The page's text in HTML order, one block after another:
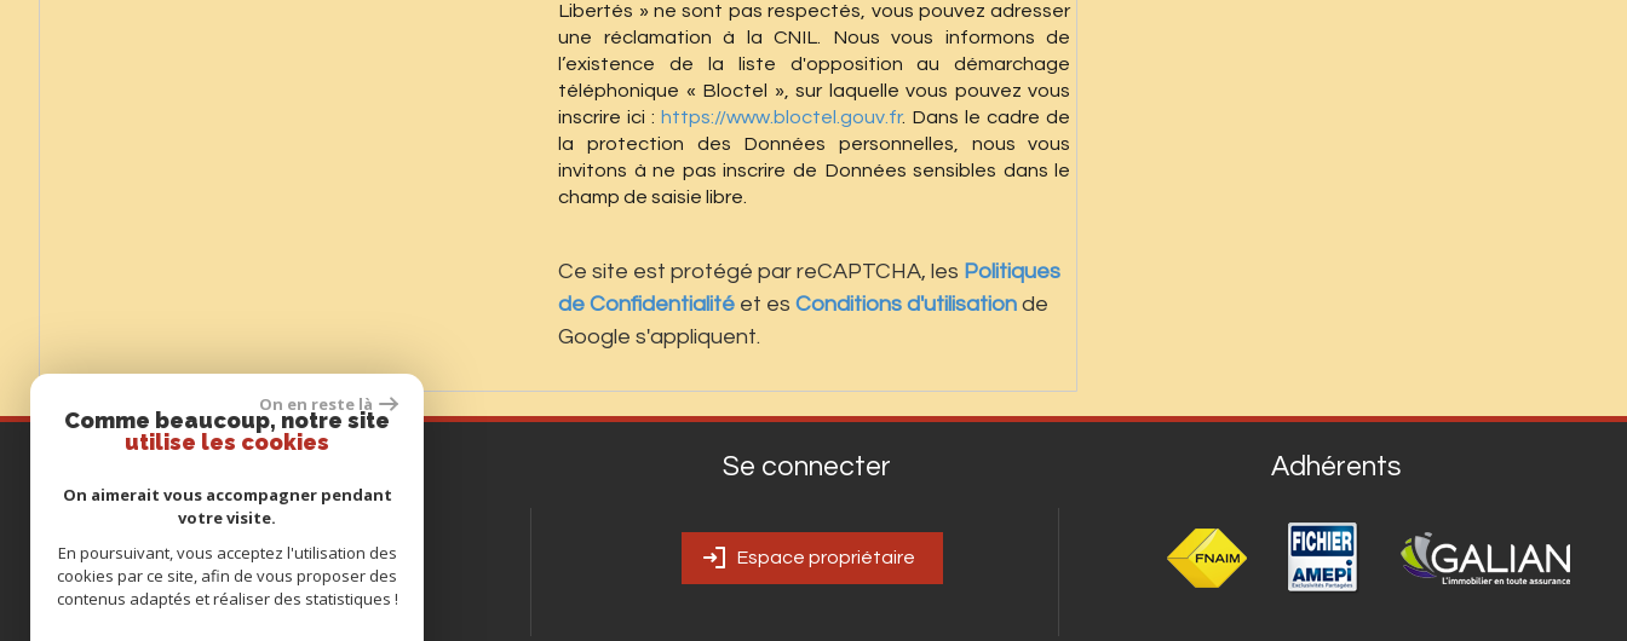
Libertés » ne sont pas respectés, vous pouvez adresser
une réclamation à la CNIL. Nous vous informons de
l’existence de la liste d'opposition au démarchage
téléphonique « Bloctel », sur laquelle vous pouvez vous
inscrire ici : https://www.bloctel.gouv.fr. Dans le cadre de
la protection des Données personnelles, nous vous
invitons à ne pas inscrire de Données sensibles dans le
champ de saisie libre.
Ce site est protégé par reCAPTCHA, les Politiques
de Confidentialité et esConditions d'utilisation de
Google s'appliquent.
05 65 32 52 63
E-MAIL : formulaire@vayracimmobilier.com
ADRESSE : 189, Avenue d'Uxellodunum
46110 Vayrac
Se connecter
Espace propriétaire
Adhérents
On en reste là
Comme beaucoup, notre site
utilise les cookies
On aimerait vous accompagner pendant
votre visite.
En poursuivant, vous acceptez l'utilisation des
cookies par ce site, afin de vous proposer des
contenus adaptés et réaliser des statistiques !